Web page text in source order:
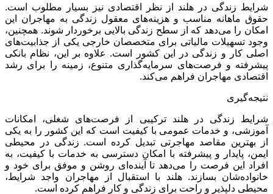
شرایط زندگی در هلند از نظر اقتصادی نیز بسیار مطلوب است.
حقوق ماهانه مناسب و هزینه‌های معقول زندگی به مهاجران این
امکان را می‌دهد که از سطح زندگی بالایی برخوردار شوند. همچنین،
وجود تسهیلات مالیاتی برای متخصصان خارجی یکی از جذابیت‌های
اصلی کار و زندگی در این کشور است. علاوه بر این، نظام بانکی
پیشرفته و فرصت‌های سرمایه‌گذاری متنوع، زمینه را برای رشد
اقتصادی مهاجران فراهم می‌کند.
نتیجه‌گیری
شرایط زندگی در هلند ترکیبی از فرصت‌های شغلی، امکانات
آموزشی، و خدمات عمومی با کیفیت است که این کشور را به یکی
از بهترین مقاصد مهاجرتی تبدیل کرده است. زندگی در محیطی
ایمن، پایدار و پیشرفته با امکان دسترسی به خدمات با کیفیت، به
افراد این فرصت را می‌دهد تا آینده‌ای روشن و موفق برای خود و
خانواده‌شان بسازند. هلند با استقبال از مهاجران واجد شرایط،
محیطی دلپذیر و راحت برای زندگی و کار فراهم کرده است.